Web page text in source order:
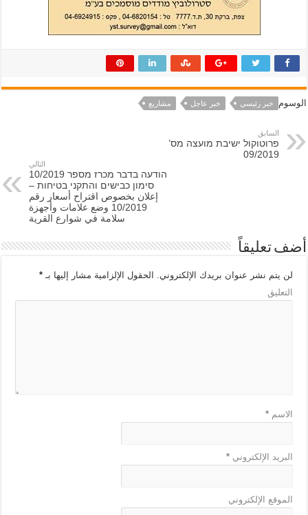
الوسوم خبر رئيسي خبر عاجل مشاريع
السابق
פרוטוקול ישיבת מועצה מס’
09/2019
التالي
הודעה בדבר מכרז מספר 10/2019
סימון כבישים והתקני בטיחות –
إعلان بخصوص اقتراح أسعار رقم
10/2019 وضع علامات وأجهزة
سلامة في شوارع القرية
أضف تعليقاً
لن يتم نشر عنوان بريدك الإلكتروني. الحقول الإلزامية مشار إليها بـ*
التعليق
الاسم*
البريد الإلكتروني*
الموقع الإلكتروني